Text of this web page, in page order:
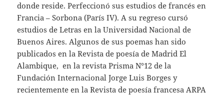
donde reside. Perfeccionó sus estudios de francés en
Francia – Sorbona (París IV). A su regreso cursó
estudios de Letras en la Universidad Nacional de
Buenos Aires. Algunos de sus poemas han sido
publicados en la Revista de poesía de Madrid El
Alambique, en la revista Prisma N°12 de la
Fundación Internacional Jorge Luis Borges y
recientemente en la Revista de poesía francesa ARPA